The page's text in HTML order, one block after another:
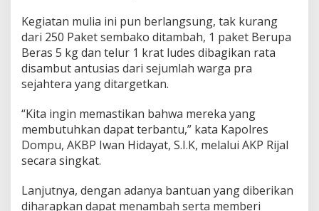
Kegiatan mulia ini pun berlangsung, tak kurang
dari 250 Paket sembako ditambah, 1 paket Berupa
Beras 5 kg dan telur 1 krat ludes dibagikan rata
disambut antusias dari sejumlah warga pra
sejahtera yang ditargetkan.
“Kita ingin memastikan bahwa mereka yang
membutuhkan dapat terbantu,” kata Kapolres
Dompu, AKBP Iwan Hidayat, S.I.K, melalui AKP Rijal
secara singkat.
Lanjutnya, dengan adanya bantuan yang diberikan
diharapkan dapat menambah serta memberi